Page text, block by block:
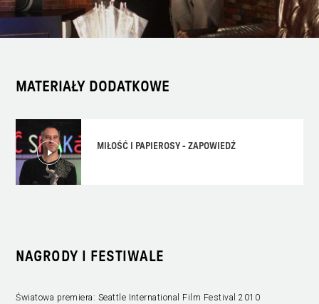
MATERIAŁY DODATKOWE
MIŁOŚĆ I PAPIEROSY - ZAPOWIEDŹ
NAGRODY I FESTIWALE
Światowa premiera: Seattle International Film Festival 2010